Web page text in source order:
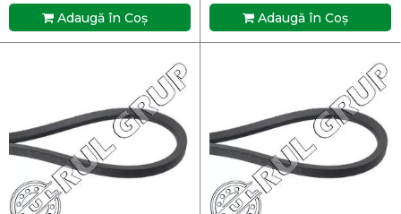
Adaugă în Coş Adaugă în Coş